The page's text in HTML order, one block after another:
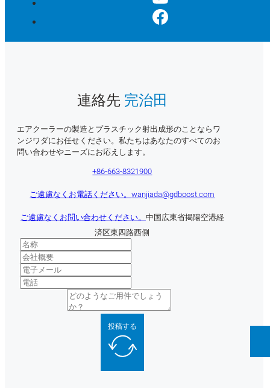
連絡先 完治田
エアクーラーの製造とプラスチック射出成形のことならワ
ンジワダにお任せください。私たちはあなたのすべてのお
問い合わせやニーズにお応えします。
+86-663-8321900
ご遠慮なくお電話ください。wanjiada@gdboost.com
ご遠慮なくお問い合わせください。 中国広東省揭陽空港経
済区東四路西側
投稿する